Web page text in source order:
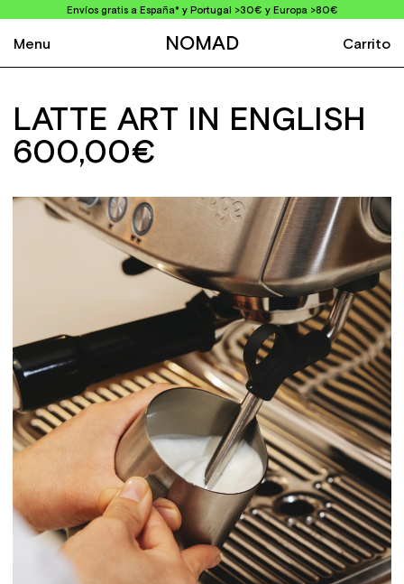
Envíos gratis a España* y Portugal >30€ y Europa >80€
Menu NOMAD Carrito
LATTE ART IN ENGLISH
600,00€